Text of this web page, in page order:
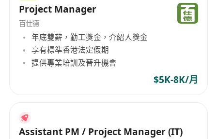
Project Manager
百仕德
年底雙薪，勤工獎金，介紹人獎金
享有標準香港法定假期
提供專業培訓及晉升機會
$5K-8K/月
Assistant PM / Project Manager (IT)